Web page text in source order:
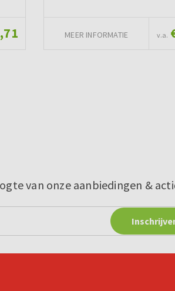
MEER INFORMATIE v.a.
van onze aanbiedingen &